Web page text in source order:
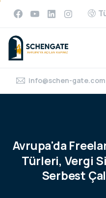
info@schen-gate.com
Avrupa'da
Türleri, Vergi
Serbest